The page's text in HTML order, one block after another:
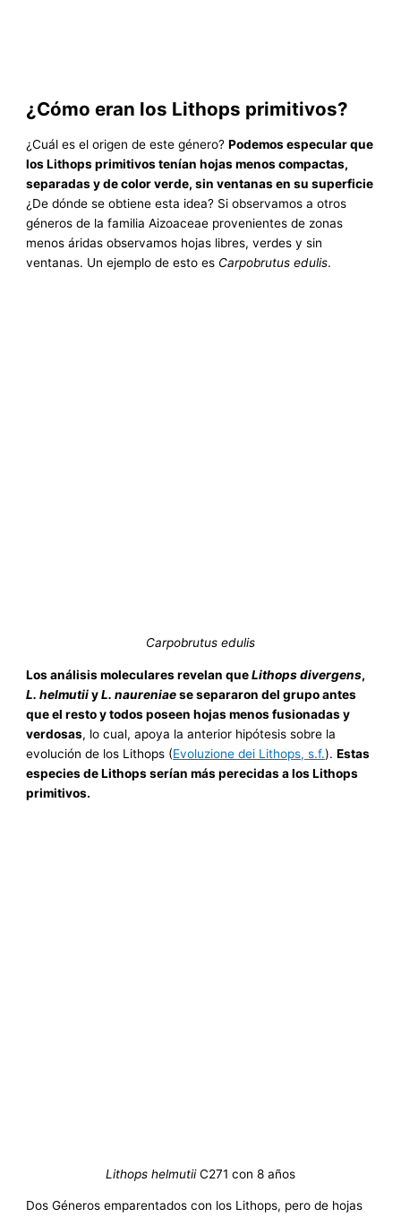
¿Cómo eran los Lithops primitivos?
¿Cuál es el origen de este género?Podemos especular que
los Lithops primitivos tenían hojas menos compactas,
separadas y de color verde, sin ventanas en su superficie
¿De dónde se obtiene esta idea? Si observamos a otros
géneros de la familia Aizoaceae provenientes de zonas
menos áridas observamos hojas libres, verdes y sin
ventanas. Un ejemplo de esto es Carpobrutus edulis.
Carpobrutus edulis
Los análisis moleculares revelan queLithops divergens,
L. helmutiiyL. naureniaese separaron del grupo antes
que el resto y todos poseen hojas menos fusionadas y
verdosas, lo cual, apoya la anterior hipótesis sobre la
evolución de los Lithops (Evoluzione dei Lithops, s.f.).Estas
especies de Lithops serían más perecidas a los Lithops
primitivos.
Lithops helmutiiC271 con 8 años
Dos Géneros emparentados con los Lithops, pero de hojas